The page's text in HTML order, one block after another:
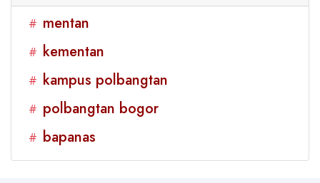
# mentan
# kementan
# kampus polbangtan
# polbangtan bogor
# bapanas